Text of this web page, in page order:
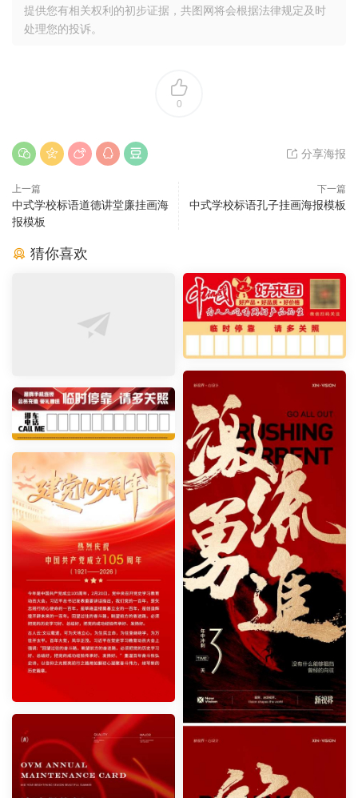
提供您有相关权利的初步证据，共图网将会根据法律规定及时
处理您的投诉。
0
分享海报
上一篇
中式学校标语道德讲堂廉挂画海
报模板
下一篇
中式学校标语孔子挂画海报模板
猜你喜欢